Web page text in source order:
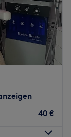
40 €